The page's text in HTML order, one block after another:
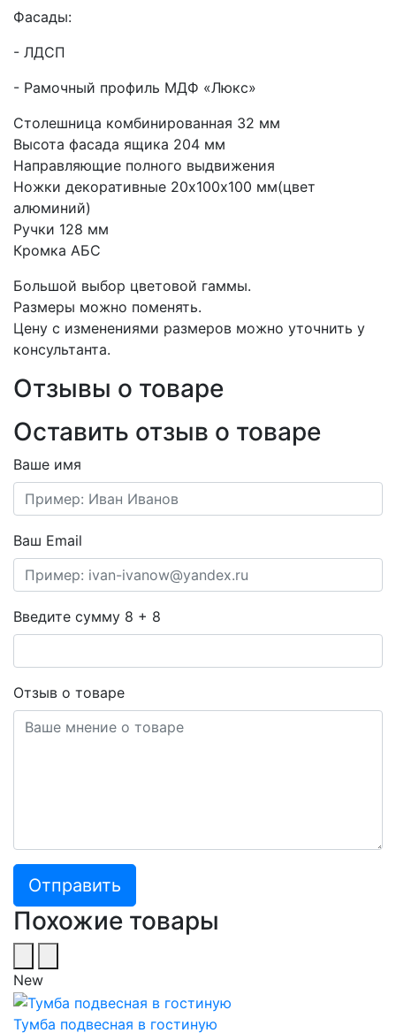
Фасады:
- ЛДСП
- Рамочный профиль МДФ «Люкс»
Столешница комбинированная 32 мм
Высота фасада ящика 204 мм
Направляющие полного выдвижения
Ножки декоративные 20х100х100 мм(цвет
алюминий)
Ручки 128 мм
Кромка АБС
Большой выбор цветовой гаммы.
Размеры можно поменять.
Цену с изменениями размеров можно уточнить у
консультанта.
Отзывы о товаре
Оставить отзыв о товаре
Ваше имя
Ваш Email
Введите сумму 8 + 8
Отзыв о товаре
Похожие товары
New
Тумба подвесная в гостиную